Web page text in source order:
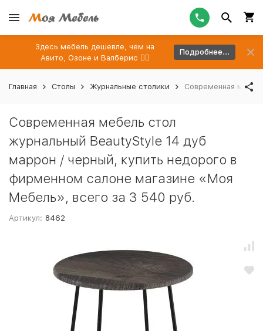
Здесь мебель дешевле, чем на
Авито, Озоне и Валберис 👉🏻
Подробнее...
Главная Столы Журнальные столики Современная
Современная мебель стол
журнальный BeautyStyle 14 дуб
маррон / черный, купить недорого в
фирменном салоне магазине «Моя
Мебель», всего за 3 540 руб.
Артикул: 8462